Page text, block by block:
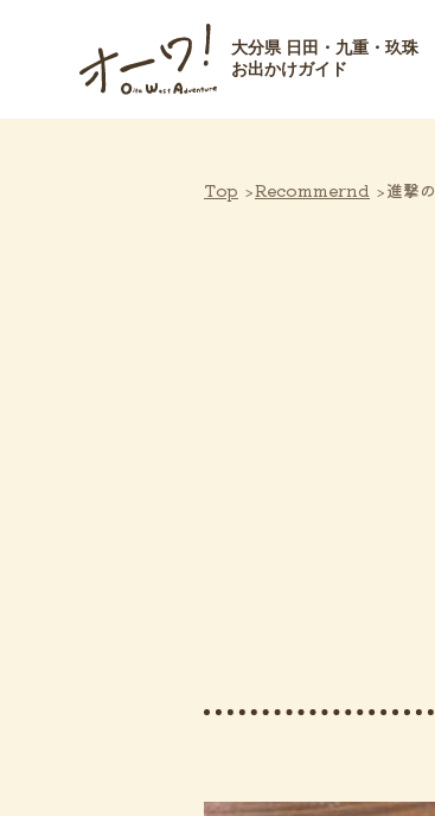
大分県 日田・九重・玖珠
お出かけガイド
Top Recommernd 進撃